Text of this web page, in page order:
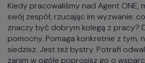
Kiedy pracowaliśmy nad Agent ONE,
swój zespół, rzucając im wyzwanie:
znaczy być dobrym kolegą z pracy?
pomocny. Pomaga konkretnie z tym,
siedzisz. Jest też bystry. Potrafi
zanim w ogóle poprosisz go o